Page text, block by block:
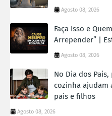
Agosto 08, 2026
Faça Isso e
Arrepender” |
Agosto 08, 2026
No Dia dos
cozinha ajudam
pais e filhos
Agosto 08, 2026